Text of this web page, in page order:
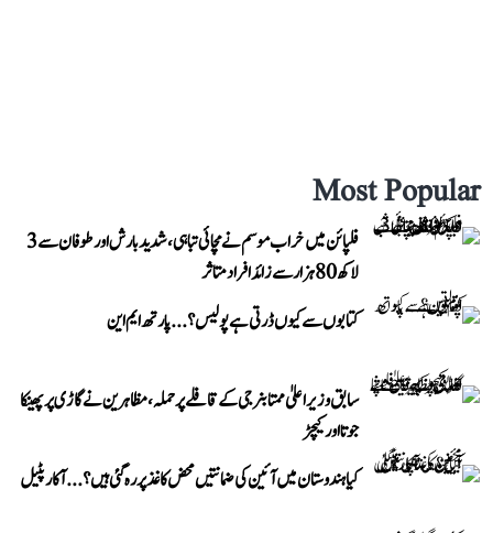
Most Popular
فلپائن میں خراب موسم نے مچائی تباہی، شدید بارش اور طوفان سے 3
لاکھ 80 ہزار سے زائد افراد متاثر
کتابوں سے کیوں ڈرتی ہے پولیس؟...پارتھ ایم این
سابق وزیر اعلیٰ ممتا بنرجی کے قافلے پر حملہ، مظاہرین نے گاڑی پر پھینکا
جوتا اور کیچڑ
کیا ہندوستان میں آئین کی ضمانتیں محض کاغذ پر رہ گئی ہیں؟...آکار پٹیل